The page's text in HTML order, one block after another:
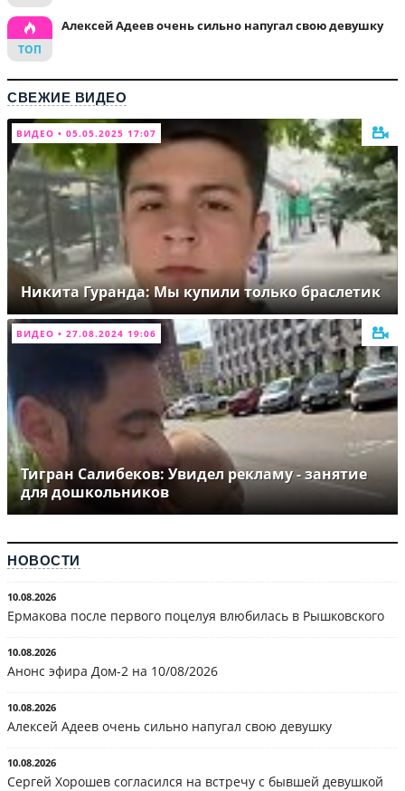
Алексей Адеев очень сильно напугал свою девушку
СВЕЖИЕ ВИДЕО
ВИДЕО • 05.05.2025 17:07
Никита Гуранда: Мы купили только браслетик
ВИДЕО • 27.08.2024 19:06
Тигран Салибеков: Увидел рекламу - занятие
для дошкольников
НОВОСТИ
10.08.2026
Ермакова после первого поцелуя влюбилась в Рышковского
10.08.2026
Анонс эфира Дом-2 на 10/08/2026
10.08.2026
Алексей Адеев очень сильно напугал свою девушку
10.08.2026
Сергей Хорошев согласился на встречу с бывшей девушкой